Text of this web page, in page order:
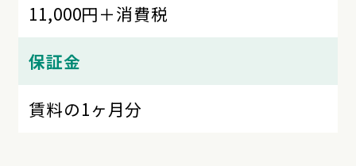
11,000円＋消費税
保証金
賃料の1ヶ月分